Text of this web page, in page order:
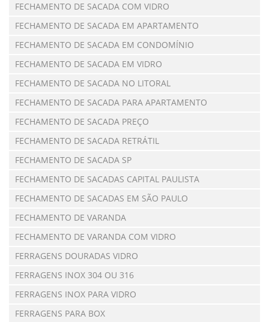
FECHAMENTO DE SACADA COM VIDRO
FECHAMENTO DE SACADA EM APARTAMENTO
FECHAMENTO DE SACADA EM CONDOMÍNIO
FECHAMENTO DE SACADA EM VIDRO
FECHAMENTO DE SACADA NO LITORAL
FECHAMENTO DE SACADA PARA APARTAMENTO
FECHAMENTO DE SACADA PREÇO
FECHAMENTO DE SACADA RETRÁTIL
FECHAMENTO DE SACADA SP
FECHAMENTO DE SACADAS CAPITAL PAULISTA
FECHAMENTO DE SACADAS EM SÃO PAULO
FECHAMENTO DE VARANDA
FECHAMENTO DE VARANDA COM VIDRO
FERRAGENS DOURADAS VIDRO
FERRAGENS INOX 304 OU 316
FERRAGENS INOX PARA VIDRO
FERRAGENS PARA BOX